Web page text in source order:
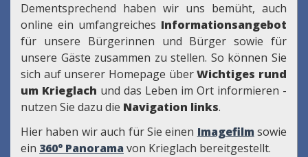
Dementsprechend haben wir uns bemüht, auch
online ein umfangreiches Informationsangebot
für unsere Bürgerinnen und Bürger sowie für
unsere Gäste zusammen zu stellen. So können Sie
sich auf unserer Homepage überWichtiges rund
um Krieglach und das Leben im Ort informieren -
nutzen Sie dazu die Navigation links.
Hier haben wir auch für Sie einen Imagefilm sowie
ein 360° Panorama von Krieglach bereitgestellt.